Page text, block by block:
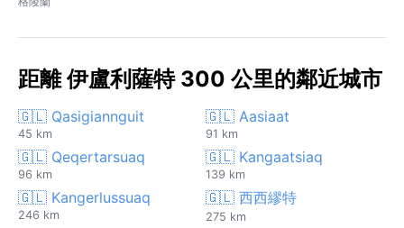
距離 伊盧利薩特 300 公里的鄰近城市
🇬🇱 Qasigiannguit
45 km
🇬🇱 Aasiaat
91 km
🇬🇱 Qeqertarsuaq
96 km
🇬🇱 Kangaatsiaq
139 km
🇬🇱 Kangerlussuaq
246 km
🇬🇱 西西繆特
275 km